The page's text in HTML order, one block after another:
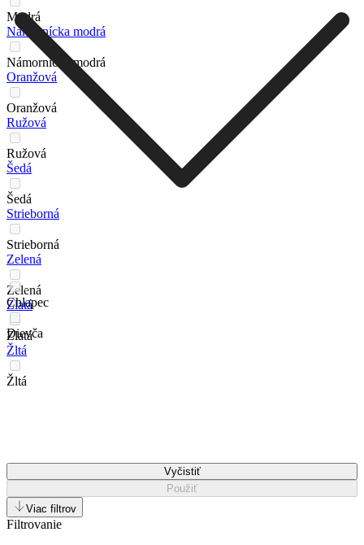
Modrá
Námornícka modrá
Námornícka modrá
Oranžová
Oranžová
Ružová
Ružová
Šedá
Šedá
Strieborná
Strieborná
Zelená
Zelená
Zlatá
Zlatá
Žltá
Žltá
Chlapec
Dievča
Vyčistiť
Použiť
Viac filtrov
Filtrovanie